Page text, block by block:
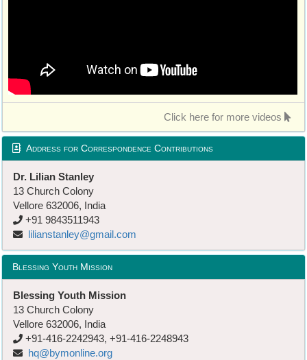
Click here for more videos
Address for Correspondence Contributions
Dr. Lilian Stanley
13 Church Colony
Vellore 632006, India
+91 9843511943
lilianstanley@gmail.com
Blessing Youth Mission
Blessing Youth Mission
13 Church Colony
Vellore 632006, India
+91-416-2242943, +91-416-2248943
hq@bymonline.org